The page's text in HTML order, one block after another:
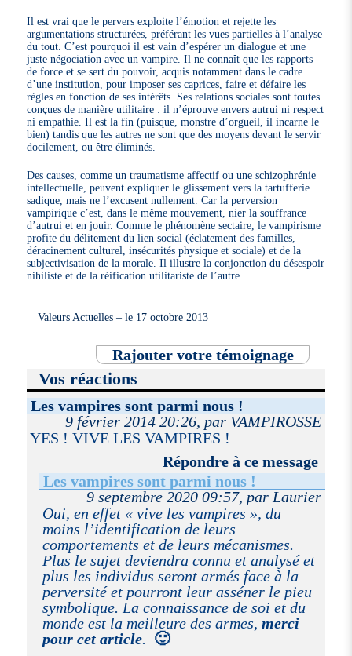
Il est vrai que le pervers exploite l’émotion et rejette les
argumentations structurées, préférant les vues partielles à l’analyse
du tout. C’est pourquoi il est vain d’espérer un dialogue et une
juste négociation avec un vampire. Il ne connaît que les rapports
de force et se sert du pouvoir, acquis notamment dans le cadre
d’une institution, pour imposer ses caprices, faire et défaire les
règles en fonction de ses intérêts. Ses relations sociales sont toutes
conçues de manière utilitaire : il n’éprouve envers autrui ni respect
ni empathie. Il est la fin (puisque, monstre d’orgueil, il incarne le
bien) tandis que les autres ne sont que des moyens devant le servir
docilement, ou être éliminés.
Des causes, comme un traumatisme affectif ou une schizophrénie
intellectuelle, peuvent expliquer le glissement vers la tartufferie
sadique, mais ne l’excusent nullement. Car la perversion
vampirique c’est, dans le même mouvement, nier la souffrance
d’autrui et en jouir. Comme le phénomène sectaire, le vampirisme
profite du délitement du lien social (éclatement des familles,
déracinement culturel, insécurités physique et sociale) et de la
subjectivisation de la morale. Il illustre la conjonction du désespoir
nihiliste et de la réification utilitariste de l’autre.
Valeurs Actuelles – le 17 octobre 2013
Rajouter votre témoignage
Vos réactions
Les vampires sont parmi nous !
9 février 2014 20:26, par VAMPIROSSE
YES ! VIVE LES VAMPIRES !
Répondre à ce message
Les vampires sont parmi nous !
9 septembre 2020 09:57, par Laurier
Oui, en effet « vive les vampires », du
moins l’identification de leurs
comportements et de leurs mécanismes.
Plus le sujet deviendra connu et analysé et
plus les individus seront armés face à la
perversité et pourront leur asséner le pieu
symbolique. La connaissance de soi et du
monde est la meilleure des armes, merci
pour cet article. 🙂